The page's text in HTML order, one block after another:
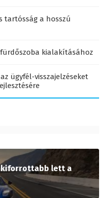
tartósság a hosszú
kialakításához
ügyfél-visszajelzéseket
kiforrottabb lett a